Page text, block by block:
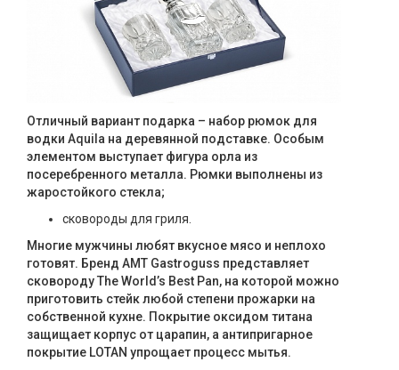
Отличный вариант подарка – набор рюмок для
водки Aquila на деревянной подставке. Особым
элементом выступает фигура орла из
посеребренного металла. Рюмки выполнены из
жаростойкого стекла;
сковороды для гриля.
Многие мужчины любят вкусное мясо и неплохо
готовят. Бренд AMT Gastroguss представляет
сковороду The World’s Best Pan, на которой можно
приготовить стейк любой степени прожарки на
собственной кухне. Покрытие оксидом титана
защищает корпус от царапин, а антипригарное
покрытие LOTAN упрощает процесс мытья.